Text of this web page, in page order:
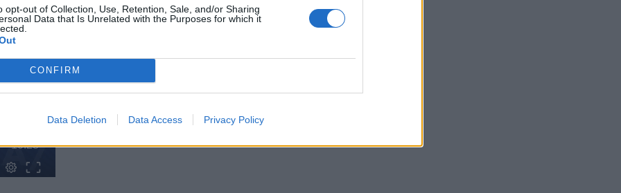
opt-out of Collection, Use, Retention, Sale, and/or Sharing
Data that Is Unrelated with the Purposes for which it
CONFIRM
Data Deletion Data Access Privacy Policy
λαμβάνοντας περίπου 16 δισ. ευρώ.